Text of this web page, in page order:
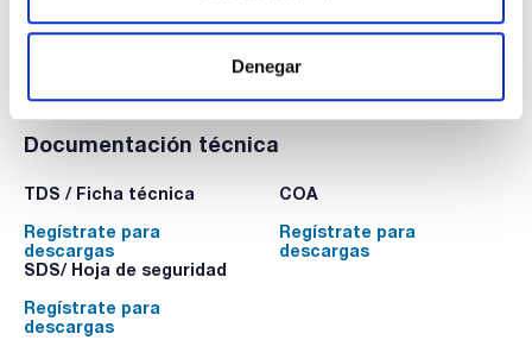
Denegar
Documentación técnica
TDS / Ficha técnica
Regístrate para
descargas
COA
Regístrate para
descargas
SDS/ Hoja de seguridad
Regístrate para
descargas